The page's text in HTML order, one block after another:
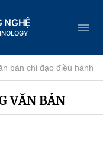
NGHỆ
bản chỉ đạo điều hành
VĂN BẢN